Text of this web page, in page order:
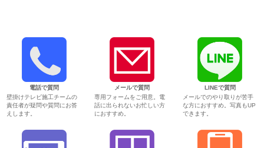
電話で質問
壁掛けテレビ施工チームの
責任者が疑問や質問にお答
えします。
メールで質問
専用フォームをご用意。電
話に出られないお忙しい方
におすすめ。
LINEで質問
メールでのやり取りが苦手
な方におすすめ。写真もUP
できます。